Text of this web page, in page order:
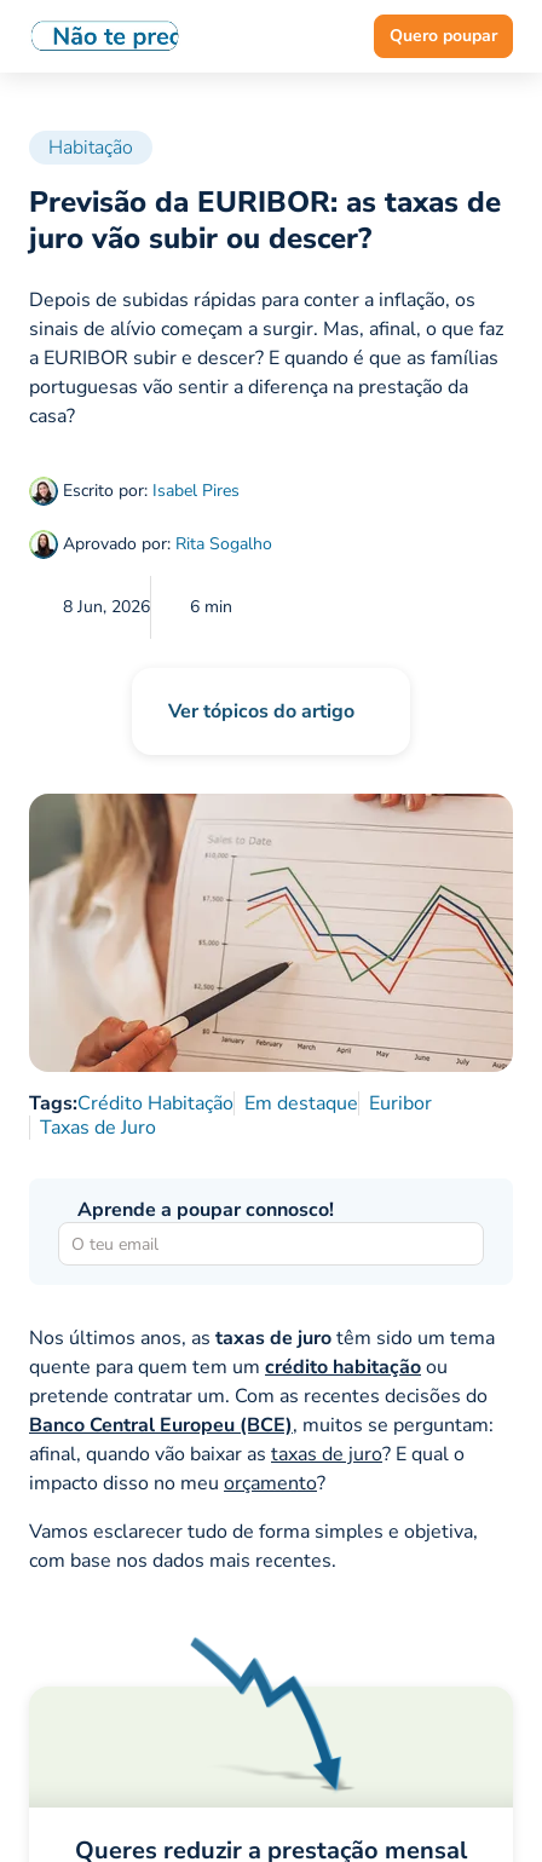
Quero poupar
Habitação
Previsão da EURIBOR: as taxas de
juro vão subir ou descer?
Escrito por: Isabel Pires
Aprovado por: Rita Sogalho
8 Jun, 2026 6 min
Depois de subidas rápidas para conter a inflação, os
sinais de alívio começam a surgir. Mas, afinal, o que faz
a EURIBOR subir e descer? E quando é que as famílias
portuguesas vão sentir a diferença na prestação da
casa?
Ver tópicos do artigo
Tags:Crédito Habitação Em destaque Euribor
Taxas de Juro
Aprende a poupar connosco!
Nos últimos anos, as taxas de jurotêm sido um tema
quente para quem tem um crédito habitaçãoou
pretende contratar um. Com as recentes decisões do
Banco Central Europeu (BCE), muitos se perguntam:
afinal, quando vão baixar as taxas de juro? E qual o
impacto disso no meu orçamento?
Vamos esclarecer tudo de forma simples e objetiva,
com base nos dados mais recentes.
Queres reduzir a prestação mensal